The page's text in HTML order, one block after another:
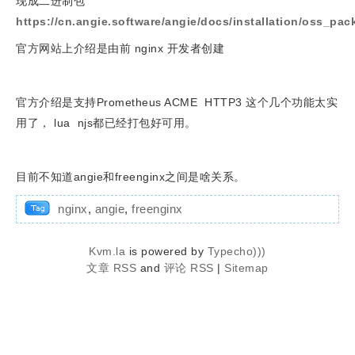
https://cn.angie.software/angie/docs/installation/
官方网站上介绍是由前 nginx 开发者创建
官方介绍是支持Prometheus ACME HTTP3 这个几个功能太实
用了， lua njs都已经打包好可用。
目前不知道angie和freenginx之间是啥关系。
nginx, angie, freenginx
Kvm.la is powered by Typecho)))
文章 RSS and 评论 RSS | Sitemap